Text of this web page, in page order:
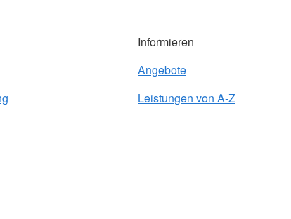
Informieren
Angebote
Leistungen von A-Z